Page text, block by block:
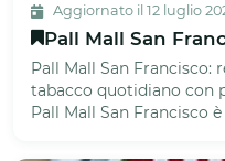
Aggiornato il 12 luglio
Pall Mall San
Pall Mall San Francisco:
tabacco quotidiano con
Pall Mall San Francisco è